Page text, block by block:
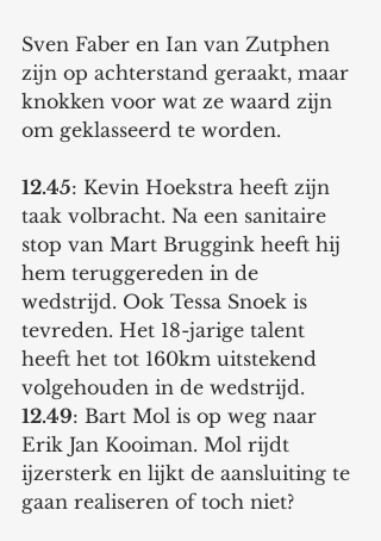
Sven Faber en Ian van Zutphen
zijn op achterstand geraakt, maar
knokken voor wat ze waard zijn
om geklasseerd te worden.
12.45: Kevin Hoekstra heeft zijn
taak volbracht. Na een sanitaire
stop van Mart Bruggink heeft hij
hem teruggereden in de
wedstrijd. Ook Tessa Snoek is
tevreden. Het 18-jarige talent
heeft het tot 160km uitstekend
volgehouden in de wedstrijd.
12.49: Bart Mol is op weg naar
Erik Jan Kooiman. Mol rijdt
ijzersterk en lijkt de aansluiting te
gaan realiseren of toch niet?